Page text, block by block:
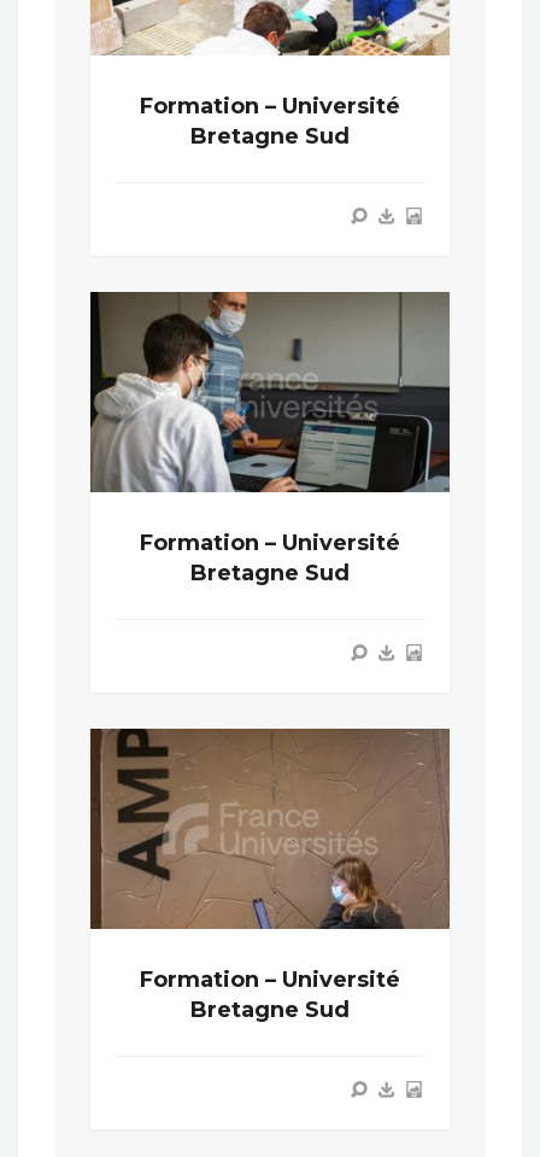
Formation – Université
Bretagne Sud
Formation – Université
Bretagne Sud
Formation – Université
Bretagne Sud